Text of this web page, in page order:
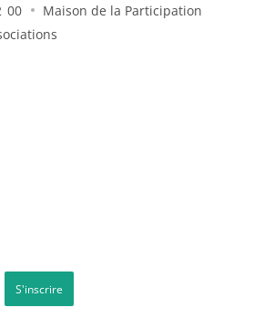
00
Maison de la Participation
S'inscrire